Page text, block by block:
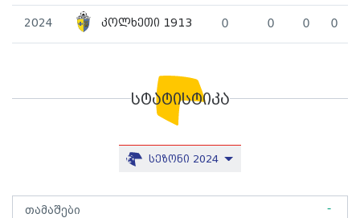
2024 კოლხეთი 1913 0 0 0 0
სტატისტიკა
სეზონი 2024
თამაშები -